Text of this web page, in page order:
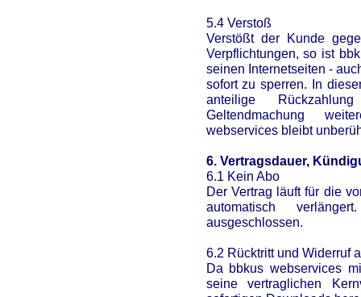
5.4 Verstoß
Verstößt der Kunde
Verpflichtungen, so ist
seinen Internetseiten -
sofort zu sperren. In
anteilige
Geltendmachung
webservices bleibt
6. Vertragsdauer,
6.1 Kein Abo
Der Vertrag läuft für die
automatisch
ausgeschlossen.
6.2 Rücktritt und Widerruf
Da bbkus webservices
seine vertraglichen